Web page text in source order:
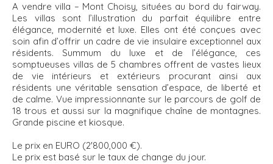
A vendre villa – Mont Choisy, situées au bord du fairway.
Les villas sont l’illustration du parfait équilibre entre
élégance, modernité et luxe. Elles ont été conçues avec
soin afin d’offrir un cadre de vie insulaire exceptionnel aux
résidents. Summum du luxe et de l’élégance, ces
somptueuses villas de 5 chambres offrent de vastes lieux
de vie intérieurs et extérieurs procurant ainsi aux
résidents une véritable sensation d’espace, de liberté et
de calme. Vue impressionnante sur le parcours de golf de
18 trous et aussi sur la magnifique chaîne de montagnes.
Grande piscine et kiosque.
Le prix en EURO (2'800,000 €).
Le prix est basé sur le taux de change du jour.